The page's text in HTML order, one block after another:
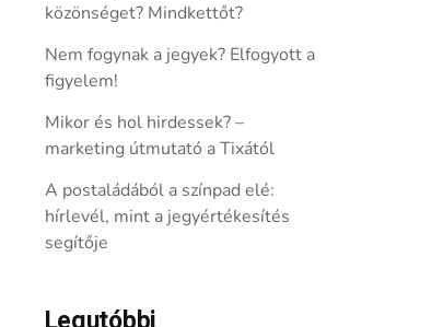
közönséget? Mindkettőt?
Nem fogynak a jegyek? Elfogyott a
figyelem!
Mikor és hol hirdessek? –
marketing útmutató a Tixától
A postaládából a színpad elé:
hírlevél, mint a jegyértékesítés
segítője